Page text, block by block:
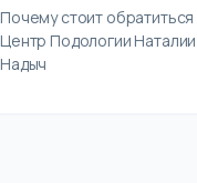
Почему стоит обратиться
Центр Подологии Наталии
Надыч